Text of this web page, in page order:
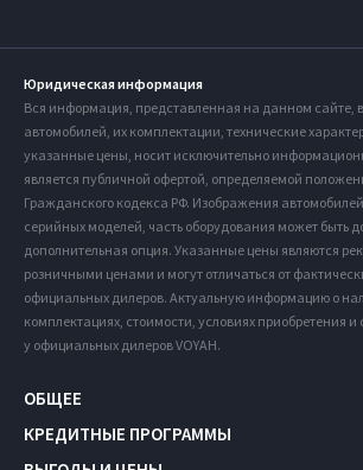
Юридическая информация
Вся информация, представленная на данном сайте,
автомобилей, их комплектации, технические
указанные цены, носит исключительно
является публичной офертой, определяемой
Гражданского кодекса РФ. Изображения автомобилей
серийных моделей, часть оборудования может быть
дополнительная опция. Указанные цены являются
розничными ценами и могут отличаться от
официальных дилеров. Актуальную информацию о
комплектациях, стоимости, условиях приобретения
у официальных дилеров VOYAH.
ОБЩЕЕ
КРЕДИТНЫЕ ПРОГРАММЫ